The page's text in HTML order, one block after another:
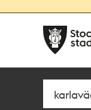
navigationen
huvudinnehållet
Sök